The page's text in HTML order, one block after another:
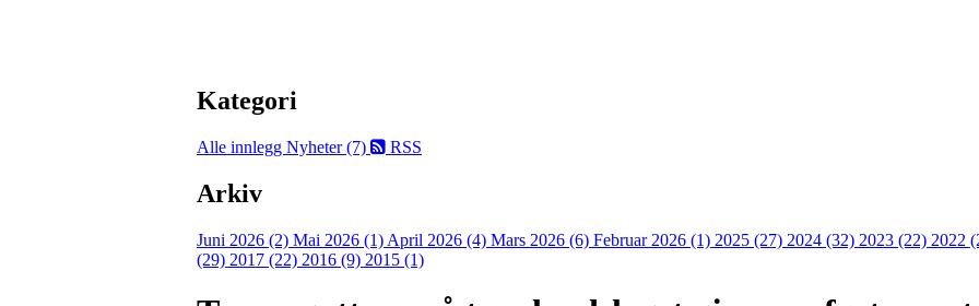
Kategori
Alle innlegg Nyheter (7) RSS
Arkiv
Juni 2026 (2) Mai 2026 (1) April 2026 (4) Mars 2026 (6) Februar 2026 (1) 2025 (27) 2024 (32) 2023 (22) 2022
(29) 2017 (22) 2016 (9) 2015 (1)